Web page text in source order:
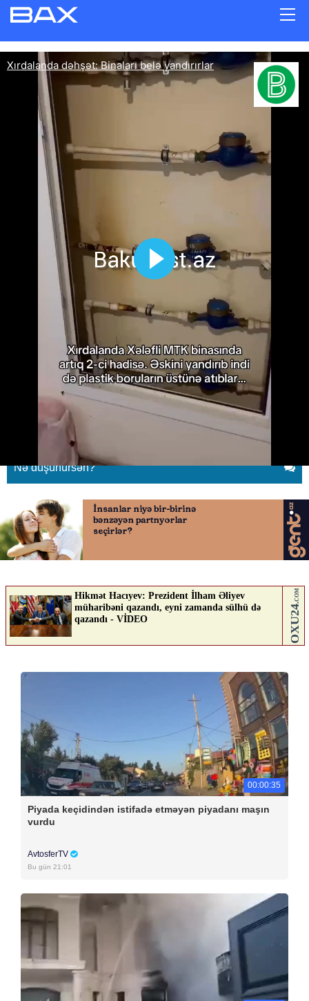
Xırdalanda dəhşət: Binaları belə
yandırırlar
11.06.2026
BAKUPOST.AZ
Nə düşünürsən?
00:00:35
Piyada keçidindən istifadə etməyən piyadanı maşın
vurdu
AvtosferTV
Bu gün 21:01